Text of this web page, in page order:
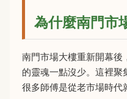
為什麼南門市
南門市場大樓重新開幕後
的靈魂一點沒少。這裡聚
很多師傅是從老市場時代